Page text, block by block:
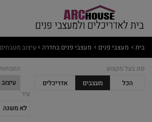
בית מעצבי פנים מעצבי פנים בחדרה עיצוב מטבחים
סוג בעל מקצוע
הכל
מעצבים אדריכלים
עיר